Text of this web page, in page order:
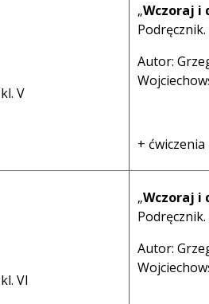
kl. V
„Wczoraj i
Podręcznik.
Autor:
+ ćwiczenia
kl. VI
„Wczoraj i
Podręcznik.
Autor: